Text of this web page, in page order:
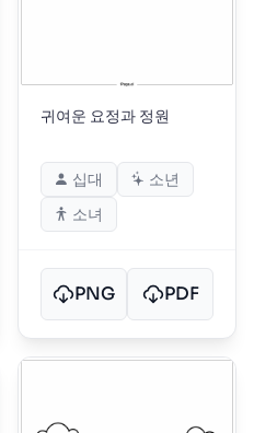
귀여운 요정과 정원
십대
소년
소녀
PNG PDF